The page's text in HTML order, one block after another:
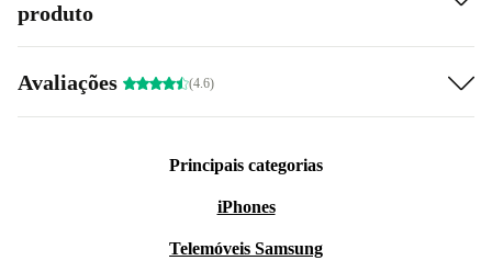
produto
Avaliações (4.6)
Principais categorias
iPhones
Telemóveis Samsung